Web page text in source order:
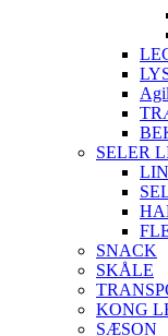
SELER
SNACK
SKÅLE
KONG
SÆSON